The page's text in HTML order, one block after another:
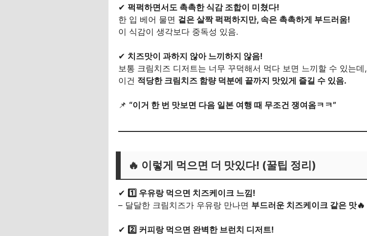
✔ 퍽퍽하면서도 촉촉한 식감 조합이 미쳤다!
한 입 베어 물면 겉은 살짝 퍽퍽하지만, 속은 촉촉하게 부드러움!
이 식감이 생각보다 중독성 있음.
✔ 치즈맛이 과하지 않아 느끼하지 않음!
보통 크림치즈 디저트는 너무 꾸덕해서 먹다 보면 느끼할 수 있는데,
이건 적당한 크림치즈 함량 덕분에 끝까지 맛있게 즐길 수 있음.
📌 “이거 한 번 맛보면 다음 일본 여행 때 무조건 쟁여옴ㅋㅋ”
🔥 이렇게 먹으면 더 맛있다! (꿀팁 정리)
✔ 1️⃣ 우유랑 먹으면 치즈케이크 느낌!
– 달달한 크림치즈가 우유랑 만나면 부드러운 치즈케이크 같은 맛🔥
✔ 2️⃣ 커피랑 먹으면 완벽한 브런치 디저트!